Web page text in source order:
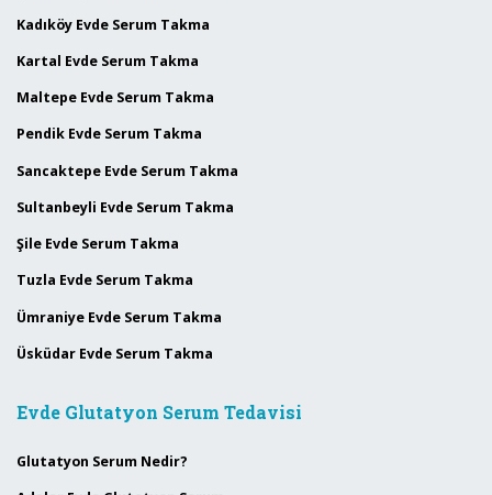
Kadıköy Evde Serum Takma
Kartal Evde Serum Takma
Maltepe Evde Serum Takma
Pendik Evde Serum Takma
Sancaktepe Evde Serum Takma
Sultanbeyli Evde Serum Takma
Şile Evde Serum Takma
Tuzla Evde Serum Takma
Ümraniye Evde Serum Takma
Üsküdar Evde Serum Takma
Evde Glutatyon Serum Tedavisi
Glutatyon Serum Nedir?